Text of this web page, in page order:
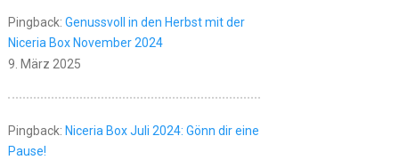
Pingback: Genussvoll in den Herbst mit der
Niceria Box November 2024
9. März 2025
Pingback: Niceria Box Juli 2024: Gönn dir eine
Pause!